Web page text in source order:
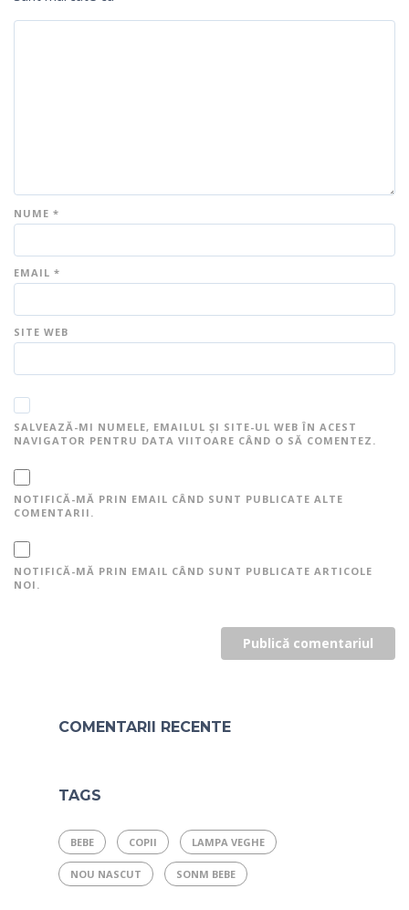
NUME *
EMAIL *
SITE WEB
SALVEAZĂ-MI NUMELE, EMAILUL ȘI SITE-UL WEB ÎN ACEST
NAVIGATOR PENTRU DATA VIITOARE CÂND O SĂ COMENTEZ.
NOTIFICĂ-MĂ PRIN EMAIL CÂND SUNT PUBLICATE ALTE
COMENTARII.
NOTIFICĂ-MĂ PRIN EMAIL CÂND SUNT PUBLICATE ARTICOLE
NOI.
COMENTARII RECENTE
TAGS
BEBE COPII LAMPA VEGHE
NOU NASCUT SONM BEBE